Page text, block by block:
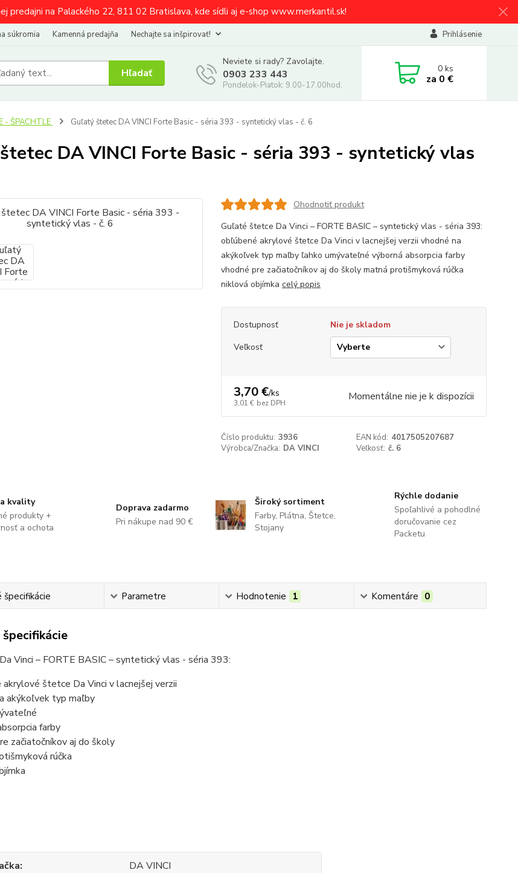
predajni na Palackého 22, 811 02 Bratislava, kde sídli aj e-shop www.merkantil.sk!
súkromia Kamenná predajňa Nechajte sa inšpirovať! Prihlásenie
Hľadať
Neviete si rady? Zavolajte.
0903 233 443
Pondelok-Piatok: 9.00-17.00hod.
0ks
za 0 €
- ŠPACHTLE Guľatý štetec DA VINCI Forte Basic - séria 393 - syntetický vlas - č. 6
DA VINCI Forte Basic - séria 393 - syntetický vlas
Ohodnotiť produkt
Guľaté štetce Da Vinci – FORTE BASIC – syntetický vlas - séria 393:
obľúbené akrylové štetce Da Vinci v lacnejšej verzii vhodné na
akýkoľvek typ maľby ľahko umývateľné výborná absorpcia farby
vhodné pre začiatočníkov aj do školy matná protišmyková rúčka
niklová objímka celý popis
Dostupnosť
Nie je skladom
Veľkosť
3,70 €/ks
3,01 € bez DPH Momentálne nie je k dispozícii
Číslo produktu: 3936 EAN kód: 4017505207687
Výrobca/Značka: DA VINCI Veľkosť: č. 6
kvality
produkty +
a ochota
Doprava zadarmo
Pri nákupe nad 90 €
Široký sortiment
Farby, Plátna, Štetce,
Stojany
Rýchle dodanie
Spoľahlivé a pohodlné
doručovanie cez
Packetu
Parametre Hodnotenie 1 Komentáre 0
Vinci – FORTE BASIC – syntetický vlas - séria 393:
štetce Da Vinci v lacnejšej verzii
akýkoľvek typ maľby
farby
začiatočníkov aj do školy
rúčka
DA VINCI